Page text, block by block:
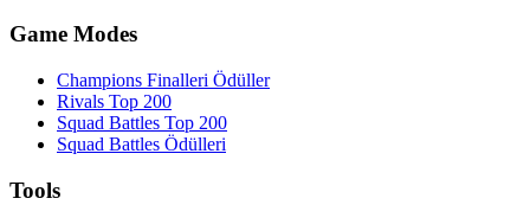
Game Modes
Champions Finalleri Ödüller
Rivals Top 200
Squad Battles Top 200
Squad Battles Ödülleri
Tools